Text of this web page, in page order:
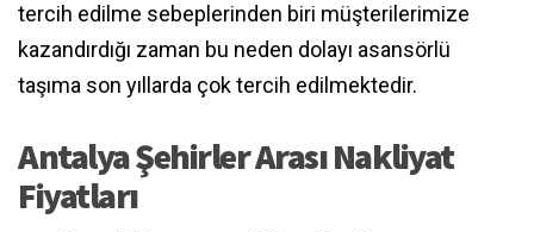
tercih edilme sebeplerinden biri müşterilerimize
kazandırdığı zaman bu neden dolayı asansörlü
taşıma son yıllarda çok tercih edilmektedir.
Antalya Şehirler Arası Nakliyat
Fiyatları